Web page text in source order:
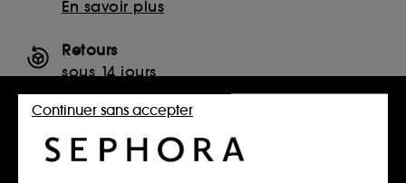
En savoir plus
Retours
sous 14 jours
Retourner mon article
SERVICES, CONTACT ET CONDITIONS DES OFFRES
Continuer sans accepter